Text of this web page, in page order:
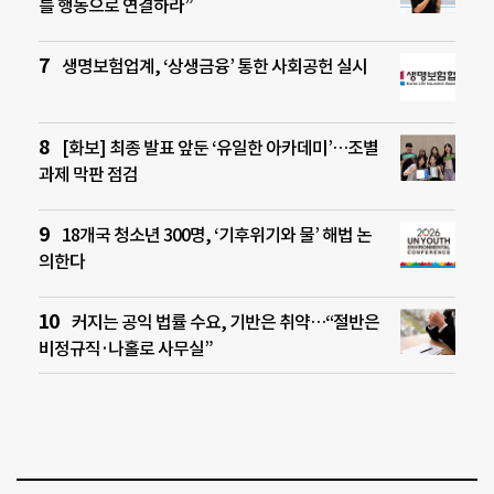
를 행동으로 연결하라”
생명보험업계, ‘상생금융’ 통한 사회공헌 실시
[화보] 최종 발표 앞둔 ‘유일한 아카데미’…조별
과제 막판 점검
18개국 청소년 300명, ‘기후위기와 물’ 해법 논
의한다
커지는 공익 법률 수요, 기반은 취약…“절반은
비정규직·나홀로 사무실”